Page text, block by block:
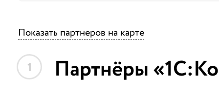
Показать партнеров на карте
1 Партнёры